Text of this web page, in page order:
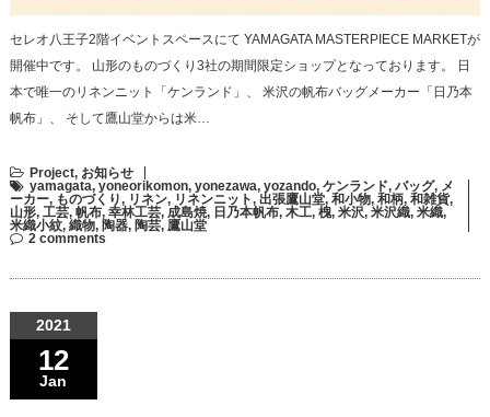
セレオ八王子2階イベントスペースにて YAMAGATA MASTERPIECE MARKETが
開催中です。 山形のものづくり3社の期間限定ショップとなっております。 日
本で唯一のリネンニット「ケンランド」、 米沢の帆布バッグメーカー「日乃本
帆布」、 そして鷹山堂からは米…
Project, お知らせ
yamagata, yoneorikomon, yonezawa, yozando, ケンランド, バッグ, メ
ーカー, ものづくり, リネン, リネンニット, 出張鷹山堂, 和小物, 和柄, 和雑貨,
山形, 工芸, 帆布, 幸林工芸, 成島焼, 日乃本帆布, 木工, 槐, 米沢, 米沢織, 米織,
米織小紋, 織物, 陶器, 陶芸, 鷹山堂
2 comments
2021
12
Jan